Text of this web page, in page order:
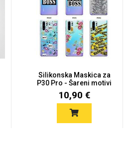
Silikonska Maskica za
P30 Pro - Šareni motivi
10,90 €